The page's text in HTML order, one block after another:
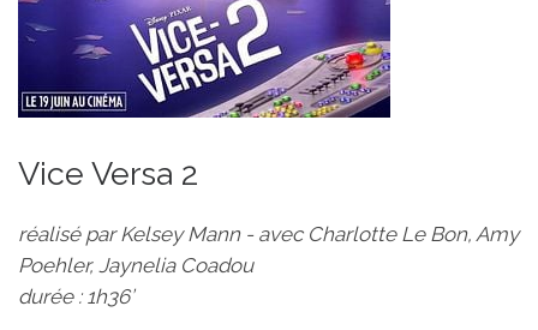
Vice Versa 2
réalisé par Kelsey Mann - avec Charlotte Le Bon, Amy
Poehler, Jaynelia Coadou
durée : 1h36’